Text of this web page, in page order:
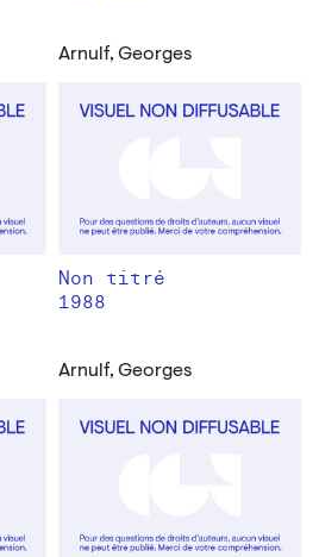
Arnulf, Georges
Non titré
1988
Arnulf, Georges